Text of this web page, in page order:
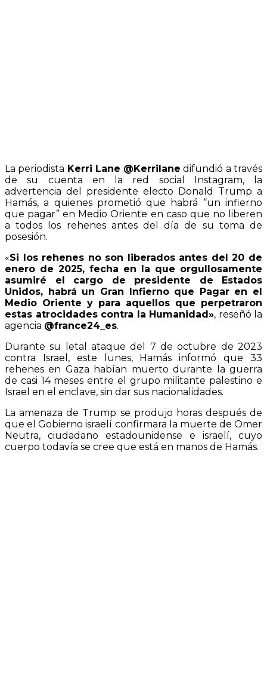
La periodista Kerri Lane @Kerrilane difundió a través
de su cuenta en la red social Instagram, la
advertencia del presidente electo Donald Trump a
Hamás, a quienes prometió que habrá “un infierno
que pagar” en Medio Oriente en caso que no liberen
a todos los rehenes antes del día de su toma de
posesión.
«Si los rehenes no son liberados antes del 20 de
enero de 2025, fecha en la que orgullosamente
asumiré el cargo de presidente de Estados
Unidos, habrá un Gran Infierno que Pagar en el
Medio Oriente y para aquellos que perpetraron
estas atrocidades contra la Humanidad», reseñó la
agencia @france24_es.
Durante su letal ataque del 7 de octubre de 2023
contra Israel, este lunes, Hamás informó que 33
rehenes en Gaza habían muerto durante la guerra
de casi 14 meses entre el grupo militante palestino e
Israel en el enclave, sin dar sus nacionalidades.
La amenaza de Trump se produjo horas después de
que el Gobierno israelí confirmara la muerte de Omer
Neutra, ciudadano estadounidense e israelí, cuyo
cuerpo todavía se cree que está en manos de Hamás.